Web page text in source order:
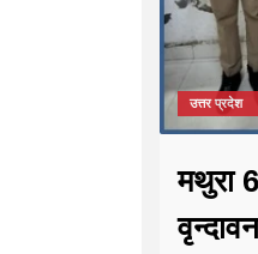
उत्तर प्रदेश
मथुरा